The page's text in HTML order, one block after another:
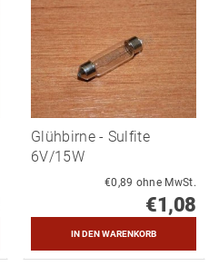
Glühbirne - Sulfite
6V/15W
€0,89 ohne MwSt.
€1,08